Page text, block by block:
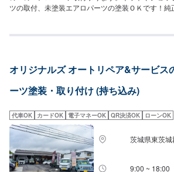
ツの取付、未塗装エアロパーツの塗装ＯＫです！
>22,000円~大切なお車を栗原自動車さんへお任せ
るよう研鑽努力し、安心運転のための整備・修理、
レストアやカスタムなどのサービスもご提供して
にも力を入れ、お客様のカーライフを幅広く支えて
お困りの際はお気軽にご相談ください！
オリジナルズ オートリペア&サービス
ーツ塗装・取り付け (持ち込み)
代車OK カードOK 電子マネーOK QR決済OK ローンOK
茨城県東茨
9:00 ~ 18:00